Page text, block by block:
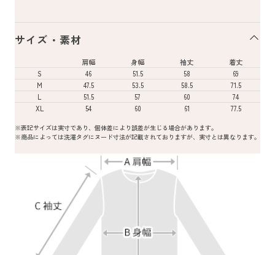
サイズ・素材
肩幅 身幅 袖丈
着丈
S
46 51.5 58
69
M
47.5 53.5 58.5
71.5
L
51.5 57 60
74
XL
54 60 61 77.5
※表記サイズは実寸であり、個体差により誤差が生じる場合があります。
※商品によっては洗濯タグにヌード寸法が記載されておりますが、実寸とは異なります。